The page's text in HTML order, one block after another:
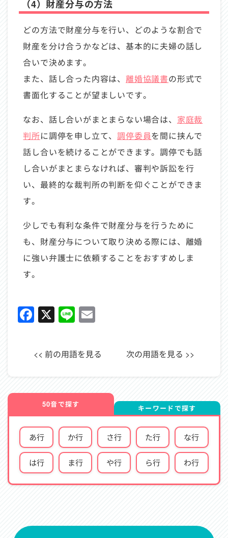
（4）財産分与の方法
どの方法で財産分与を行い、どのような割合で
財産を分け合うかなどは、基本的に夫婦の話し
合いで決めます。
また、話し合った内容は、離婚協議書の形式で
書面化することが望ましいです。
なお、話し合いがまとまらない場合は、 家庭裁
判所に調停を申し立て、調停委員を間に挟んで
話し合いを続けることができます。調停でも話
し合いがまとまらなければ、審判や訴訟を行
い、最終的な裁判所の判断を仰ぐことができま
す。
少しでも有利な条件で財産分与を行うために
も、財産分与について取り決める際には、離婚
に強い弁護士に依頼することをおすすめしま
す。
Facebook
X Line
<< 前の用語を見る 次の用語を見る >>
50音で探す キーワードで探す
あ行 か行 さ行 た行 な行
は行 ま行 や行 ら行 わ行